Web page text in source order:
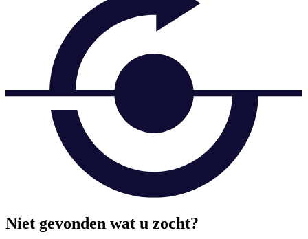
Niet gevonden wat u zocht?